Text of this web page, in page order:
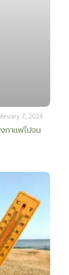
กาแฟไปจน
7, 2024